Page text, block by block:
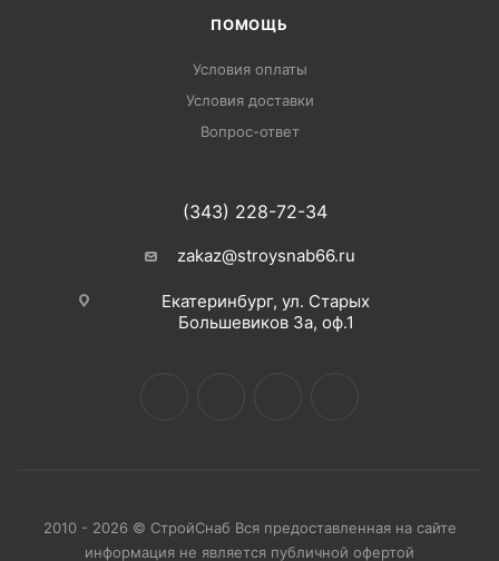
ПОМОЩЬ
Условия оплаты
Условия доставки
Вопрос-ответ
(343) 228-72-34
zakaz@stroysnab66.ru
Екатеринбург, ул. Старых
Большевиков 3а, оф.1
2010 - 2026 © СтройСнаб Вся предоставленная на сайте
информация не является публичной офертой